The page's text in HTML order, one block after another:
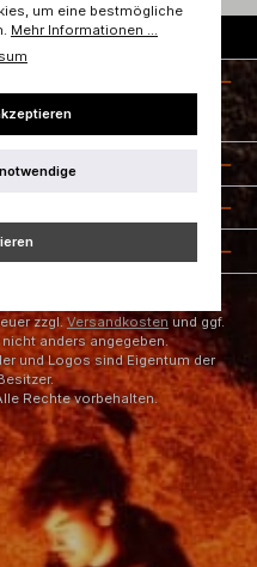
ab 50 Euro
zzgl. Versandkosten und ggf.
anders angegeben.
und Logos sind Eigentum der
Rechte vorbehalten.
um eine bestmögliche
Mehr Informationen ...